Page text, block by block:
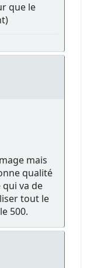
que le
mais
qualité
va de
tout le
500.